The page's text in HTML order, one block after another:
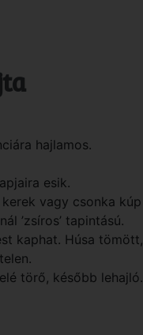
hajlamos.
esik.
vagy csonka kúp
’zsíros’ tapintású.
kaphat. Húsa tömött,
törő, később lehajló.